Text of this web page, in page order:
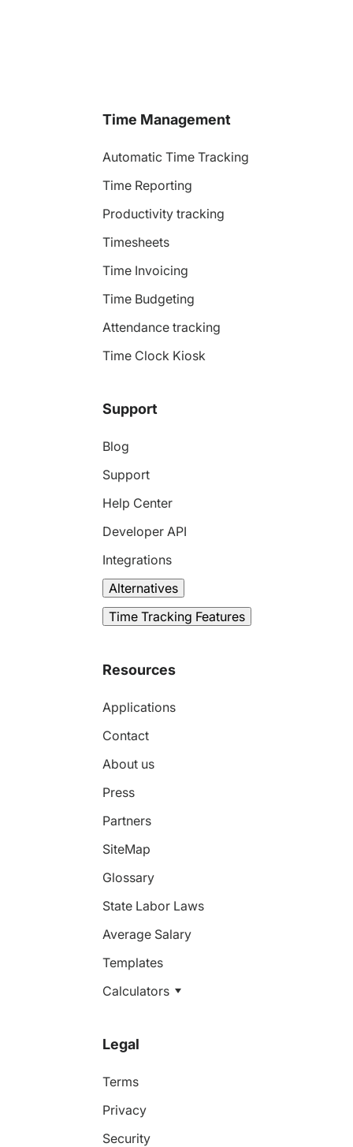
Time Management
Automatic Time Tracking
Time Reporting
Productivity tracking
Timesheets
Time Invoicing
Time Budgeting
Attendance tracking
Time Clock Kiosk
Support
Blog
Support
Help Center
Developer API
Integrations
Alternatives
Time Tracking Features
Resources
Applications
Contact
About us
Press
Partners
SiteMap
Glossary
State Labor Laws
Average Salary
Templates
Calculators
Legal
Terms
Privacy
Security